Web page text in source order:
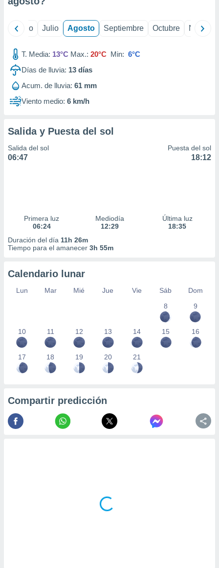
mediante
publicidad
publicidad
1199
Junio Julio Agosto Septiembre Octubre
T. Media: 13°C Max.: 20°C Min: 6°C
Días de lluvia: 13 días
Acum. de lluvia: 61 mm
Viento medio: 6 km/h
Salida y Puesta del sol
Salida del sol
06:47
Puesta del sol
18:12
Primera luz
06:24
Mediodía
12:29
Última luz
18:35
Duración del día 11h 26m
Tiempo para el amanecer 3h 55m
Calendario lunar
Lun Mar Mié Jue Vie Sáb
Dom
8
9
10 11 12 13 14 15 16
17 18 19 20 21
Compartir predicción